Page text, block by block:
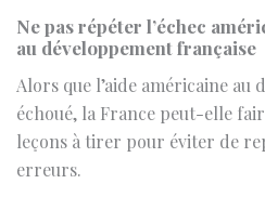
échoué, la France peut-elle
leçons à tirer pour éviter de
erreurs.
Le moment nucléaire
genèse de la « dissuasion